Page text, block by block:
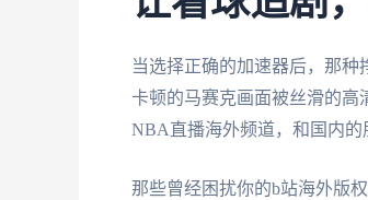
当选择正确的加速器后，那种
卡顿的马赛克画面被丝滑的高
NBA直播海外频道，和国内的
那些曾经困扰你的b站海外版